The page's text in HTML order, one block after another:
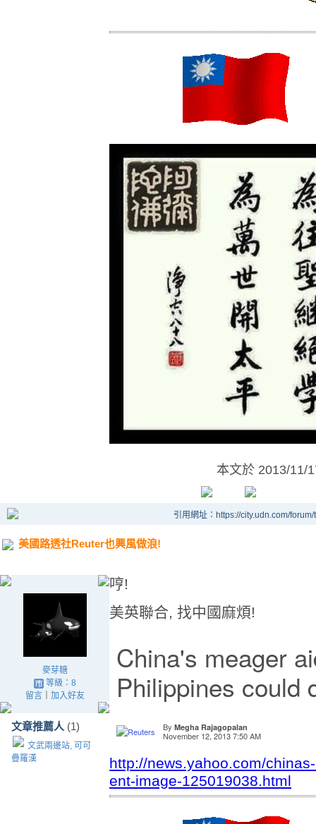
本文於 2013/11/
引用網址：https://city.udn.com/
美國路透社Reuter也興風做浪!
麥芽糖
等級：8
留言｜ 加入好友
文章推薦人 (1)
文武兩邊站, 可可
疊羅漢
哼!
美英聯合, 找中國麻煩!
China's meager
Philippines could
By Megha Rajagopalan
November 12, 2013 7:50 AM
http://news.yahoo.com/
ent-image-125019038.html